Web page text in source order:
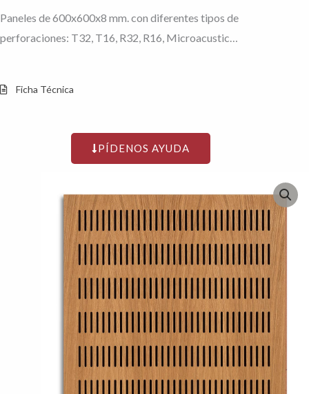
Paneles de 600x600x8 mm. con diferentes tipos de
perforaciones: T32, T16, R32, R16, Microacustic…
Ficha Técnica
PÍDENOS AYUDA